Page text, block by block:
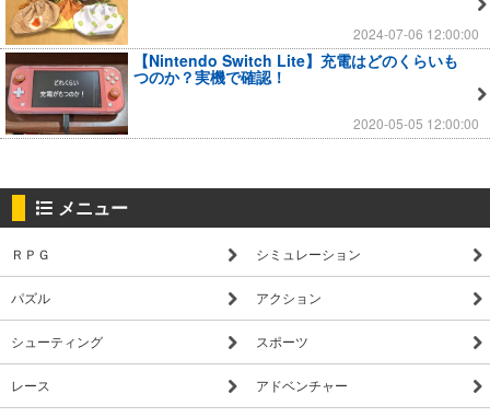
2024-07-06 12:00:00
【Nintendo Switch Lite】充電はどのくらいも
つのか？実機で確認！
2020-05-05 12:00:00
メニュー
ＲＰＧ シミュレーション
パズル アクション
シューティング スポーツ
レース アドベンチャー